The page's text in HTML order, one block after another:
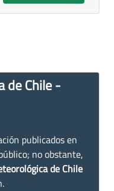
de Chile -
publicados en
no obstante,
de Chile